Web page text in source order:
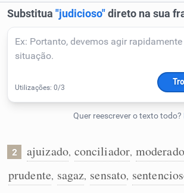
Resumir Texto
Corrigir Texto
Detector de IA
Humanizador de IA
Cata-letras
2 ajuizado, conciliador, moderado
prudente, sagaz, sensato,